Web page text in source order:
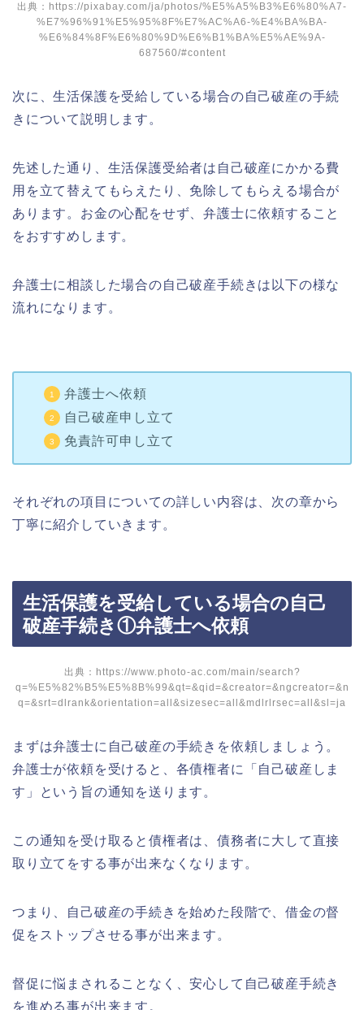
出典：https://pixabay.com/ja/photos/%E5%A5%B3%E6%80%A7-
%E7%96%91%E5%95%8F%E7%AC%A6-%E4%BA%BA-
%E6%84%8F%E6%80%9D%E6%B1%BA%E5%AE%9A-
687560/#content
次に、生活保護を受給している場合の自己破産の手続
きについて説明します。
先述した通り、生活保護受給者は自己破産にかかる費
用を立て替えてもらえたり、免除してもらえる場合が
あります。お金の心配をせず、弁護士に依頼すること
をおすすめします。
弁護士に相談した場合の自己破産手続きは以下の様な
流れになります。
弁護士へ依頼
自己破産申し立て
免責許可申し立て
それぞれの項目についての詳しい内容は、次の章から
丁寧に紹介していきます。
生活保護を受給している場合の自己
破産手続き①弁護士へ依頼
出典：https://www.photo-ac.com/main/search?
q=%E5%82%B5%E5%8B%99&qt=&qid=&creator=&ngcreator=&n
q=&srt=dlrank&orientation=all&sizesec=all&mdlrlrsec=all&sl=ja
まずは弁護士に自己破産の手続きを依頼しましょう。
弁護士が依頼を受けると、各債権者に「自己破産しま
す」という旨の通知を送ります。
この通知を受け取ると債権者は、債務者に大して直接
取り立てをする事が出来なくなります。
つまり、自己破産の手続きを始めた段階で、借金の督
促をストップさせる事が出来ます。
督促に悩まされることなく、安心して自己破産手続き
を進める事が出来ます。